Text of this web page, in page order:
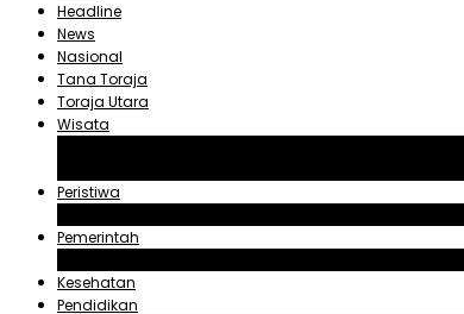
Headline
News
Nasional
Tana Toraja
Toraja Utara
Wisata
Peristiwa
Pemerintah
Kesehatan
Pendidikan